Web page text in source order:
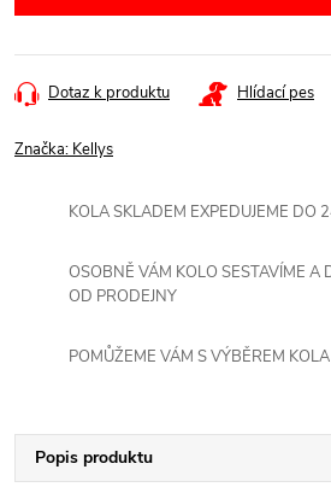
Dotaz k produktu Hlídací pes
Značka: Kellys
KOLA SKLADEM EXPEDUJEME DO
OSOBNĚ VÁM KOLO SESTAVÍME A
OD PRODEJNY
POMŮŽEME VÁM S VÝBĚREM KOLA
Popis produktu